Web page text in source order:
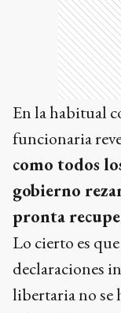
En la habitual
funcionaria
como todos
gobierno
pronta
Lo cierto es
declaraciones
libertaria no se